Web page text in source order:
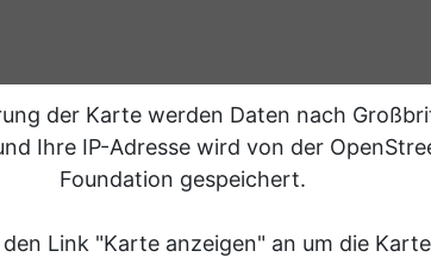
der Karte werden Daten nach
Ihre IP-Adresse wird von der
Foundation gespeichert.
Link "Karte anzeigen" an um die